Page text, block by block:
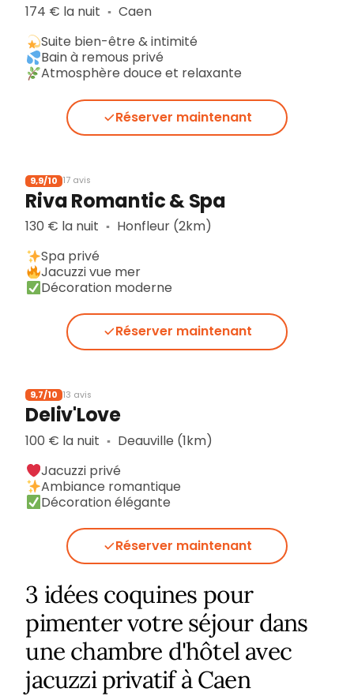
174 € la nuit ▪︎ Caen
Suite bien-être & intimité
Bain à remous privé
Atmosphère douce et relaxante
Réserver maintenant
9,9/10 17 avis
Riva Romantic & Spa
130 € la nuit ▪︎ Honfleur (2km)
Spa privé
Jacuzzi vue mer
Décoration moderne
Réserver maintenant
9,7/10 13 avis
Deliv'Love
100 € la nuit ▪︎ Deauville (1km)
Jacuzzi privé
Ambiance romantique
Décoration élégante
Réserver maintenant
3 idées coquines pour
pimenter votre séjour dans
une chambre d'hôtel avec
jacuzzi privatif à Caen